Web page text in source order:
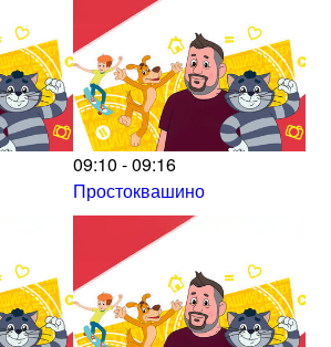
09:10 - 09:16
Простоквашино